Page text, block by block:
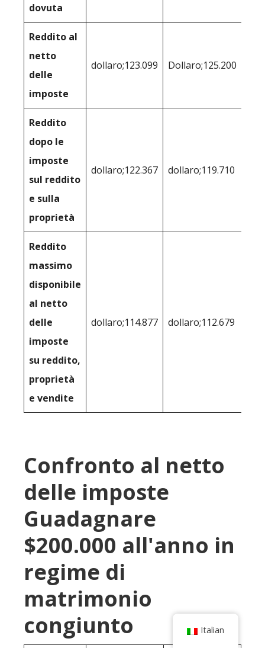
dovuta
Reddito al
netto
delle
imposte
dollaro;123.099 Dollaro;125.200
Reddito
dopo le
imposte
sul reddito
e sulla
proprietà
dollaro;122.367 dollaro;119.710
Reddito
massimo
disponibile
al netto
delle
imposte
su reddito,
proprietà
e vendite
dollaro;114.877 dollaro;112.679
Confronto al netto
delle imposte
Guadagnare
$200.000 all'anno in
regime di
matrimonio
congiunto
Italian